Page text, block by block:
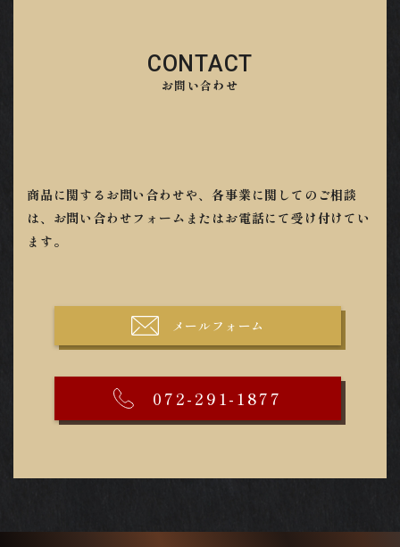
CONTACT
お問い合わせ
商品に関するお問い合わせや、各事業に関してのご相談
は、お問い合わせフォームまたはお電話にて受け付けてい
ます。
メールフォーム
072-291-1877